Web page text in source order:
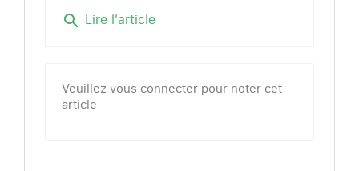
search Lire l'article
Veuillez vous connecter pour noter cet
article